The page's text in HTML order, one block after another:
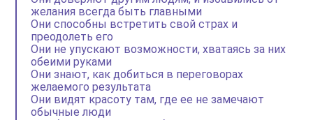
желания всегда быть главными
Они способны встретить свой страх и
преодолеть его
Они не упускают возможности, хватаясь за них
обеими руками
Они знают, как добиться в переговорах
желаемого результата
Они видят красоту там, где ее не замечают
обычные люди